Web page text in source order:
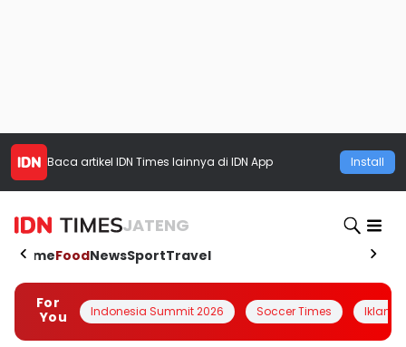
Baca artikel IDN Times lainnya di IDN App Install
JATENG
HomeFoodNewsSportTravel
For
You
Indonesia Summit 2026 Soccer Times Iklanin